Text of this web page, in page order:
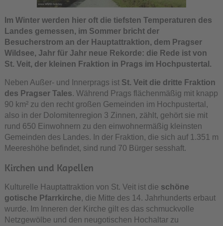
Im Winter werden hier oft die tiefsten Temperaturen des
Landes gemessen, im Sommer bricht der
Besucherstrom an der Hauptattraktion, dem Pragser
Wildsee, Jahr für Jahr neue Rekorde: die Rede ist von
St. Veit, der kleinen Fraktion in Prags im Hochpustertal.
Neben Außer- und Innerprags ist St. Veit die dritte Fraktion
des Pragser Tales. Während Prags flächenmäßig mit knapp
90 km² zu den recht großen Gemeinden im Hochpustertal,
also in der Dolomitenregion 3 Zinnen, zählt, gehört sie mit
rund 650 Einwohnern zu den einwohnermäßig kleinsten
Gemeinden des Landes. In der Fraktion, die sich auf 1.351 m
Meereshöhe befindet, sind rund 70 Bürger sesshaft.
Kirchen und Kapellen
Kulturelle Hauptattraktion von St. Veit ist die schöne
gotische Pfarrkirche, die Mitte des 14. Jahrhunderts erbaut
wurde. Im Inneren der Kirche gilt es das schmuckvolle
Netzgewölbe und den neugotischen Hochaltar zu